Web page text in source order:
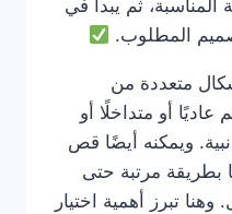
ثم يبدأ في
المطلوب.
متعددة من
عاديًا أو متداخلًا أو
ويمكنه أيضًا قص
بطريقة مرتبة حتى
تبرز أهمية اختيار